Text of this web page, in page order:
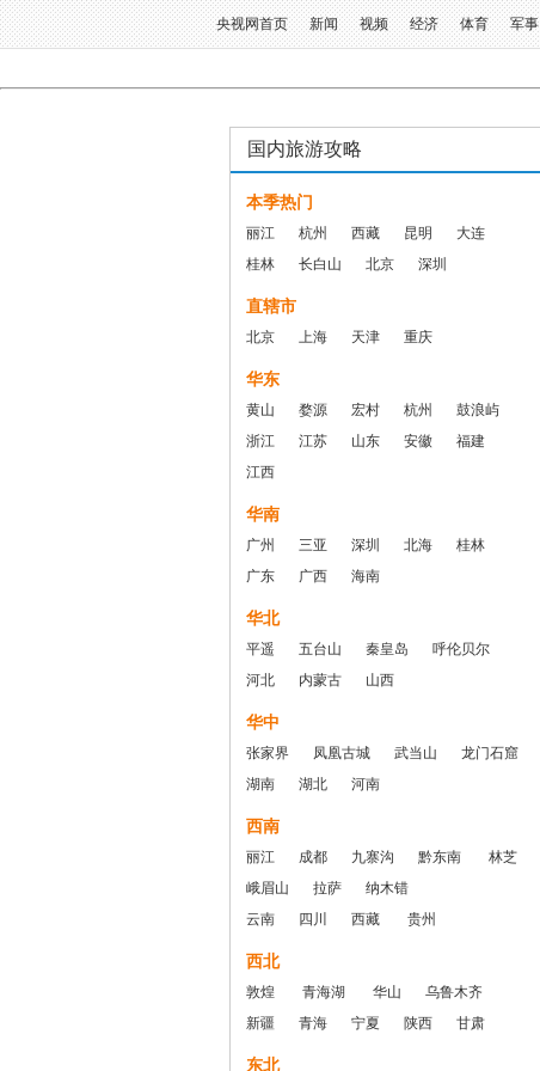
央视网首页 新闻 视频 经济 体育 军事
国内旅游攻略
本季热门
丽江 杭州 西藏 昆明
大连
桂林
长白山 北京 深圳
直辖市
北京 上海 天津 重庆
华东
黄山 婺源 宏村 杭州
鼓浪屿
浙江
江苏 山东 安徽
福建
江西
华南
广州 三亚 深圳 北海
桂林
广东
广西 海南
华北
平遥 五台山 秦皇岛
呼伦贝尔
河北
内蒙古 山西
华中
张家界 凤凰古城 武当山
龙门石窟
湖南
湖北 河南
西南
丽江 成都 九寨沟 黔东南
林芝
峨眉山
拉萨
纳木错
云南
四川 西藏 贵州
西北
敦煌 青海湖 华山
乌鲁木齐
新疆
青海 宁夏 陕西 甘肃
东北